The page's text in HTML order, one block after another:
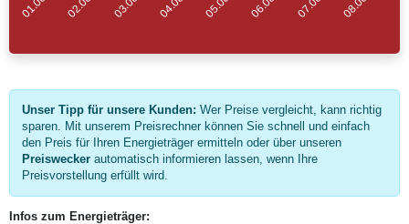
Unser Tipp für unsere Kunden: Wer Preise vergleicht, kann richtig
sparen. Mit unserem Preisrechner können Sie schnell und einfach
den Preis für Ihren Energieträger ermitteln oder über unseren
Preiswecker automatisch informieren lassen, wenn Ihre
Preisvorstellung erfüllt wird.
Infos zum Energieträger: